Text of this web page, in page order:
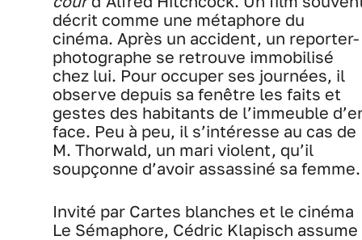
décrit comme une métaphore du
cinéma. Après un accident, un reporter-
photographe se retrouve immobilisé
chez lui. Pour occuper ses journées, il
observe depuis sa fenêtre les faits et
gestes des habitants de l’immeuble
face. Peu à peu, il s’intéresse au cas de
M. Thorwald, un mari violent, qu’il
soupçonne d’avoir assassiné sa femme.
Invité par Cartes blanches et le cinéma
Le Sémaphore, Cédric Klapisch assume